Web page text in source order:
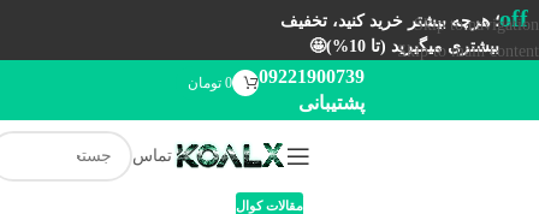
Skip to navigation
Skip to main content
off؛ هرچه بیشتر خرید کنید، تخفیف
بیشتری میگیرید (تا 10%)🤩
09221900739
پشتیبانی
0 تومان
تماس
مقالات کوال